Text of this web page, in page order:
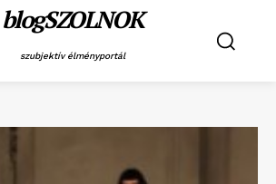
blogSZOLNOK
szubjektív élményportál